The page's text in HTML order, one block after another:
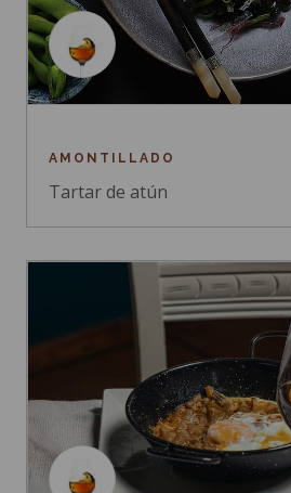
AMONTILLADO
Tartar de atún